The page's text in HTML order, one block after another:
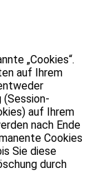
„Cookies“.
auf Ihrem
(Session-
auf Ihrem
nach Ende
Cookies
Sie diese
durch